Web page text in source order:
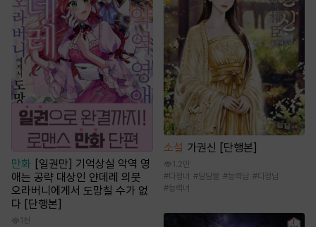
만화 [일권만] 기억상실 악역 영
애는 공략 대상인 얀데레 의붓
오라버니에게서 도망칠 수가 없
다 [단행본]
1천
소설 가권신 [단행본]
1.2만
#다정녀 #달달물 #능력남 #다정남
#능력녀